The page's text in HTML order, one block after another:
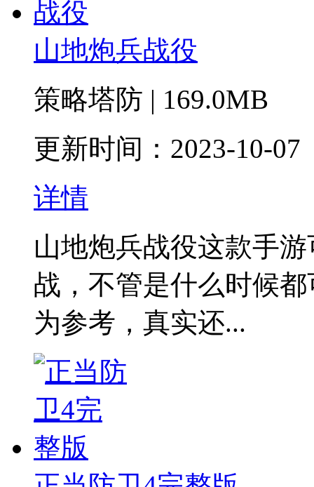
山地炮兵战役
策略塔防 | 169.0MB
更新时间：2023-10-07
详情
山地炮兵战役这款手
战，不管是什么时候
为参考，真实还...